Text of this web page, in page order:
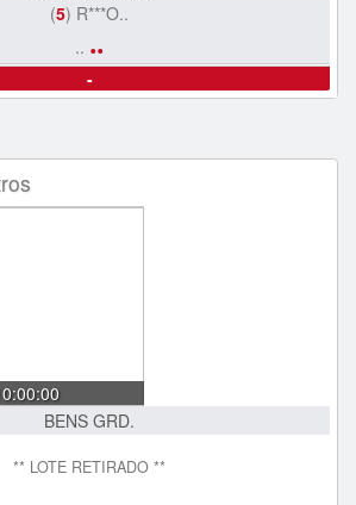
(5) R***O..
.. ..
-
BENS GRD.
** LOTE RETIRADO **